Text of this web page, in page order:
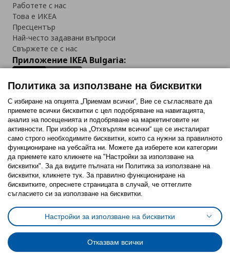
Работете с нас
Това е ИКЕА
Пресцентър
Най-често задавани въпроси
Свържете се с нас
Приложение IKEA Bulgaria:
Последвайте ни:
FacebookTwitterYoutubePinterestInstagram
Политика за използване на бисквитки (Cookies)
Избор на настройки за използване на бисквитки
Условия за ползване на ikea.bgОбща политика за личните данни
Политика за защита на личните данни на ikea.bg
Общи условия на програма IKEA Family
Политика за защита на лични данни на програма IKEA Family
Политика за използване на бисквитки
С избиране на опцията „Приемам всички“, Вие се съгласявате да
приемете всички бисквитки с цел подобряване на навигацията,
анализ на посещенията и подобряване на маркетинговите ни
активности. При избор на „Отхвърлям всички“ ще се инсталират
само строго необходимитe бисквитки, които са нужни за правилното
функциониране на уебсайта ни. Можете да изберете кои категории
да приемете като кликнете на "Настройки за използване на
бисквитки". За да видите пълната ни Политика за използване на
бисквитки, кликнете тук. За правилно функциониране на
бисквитките, опреснете страницата в случай, че оттеглите
съгласието си за използване на бисквитки.
Настройки за използване на бисквитки
Отказвам всички